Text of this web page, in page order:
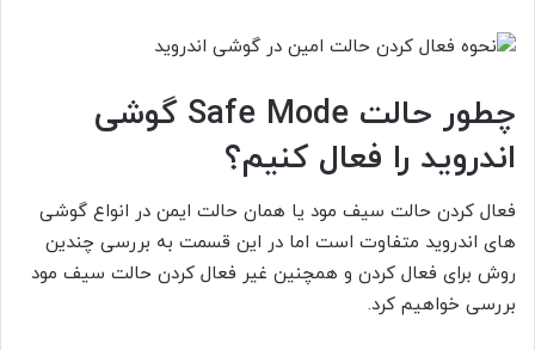
چطور حالت Safe Mode گوشی
اندروید را فعال کنیم؟
فعال کردن حالت سیف مود یا همان حالت ایمن در انواع گوشی
های اندروید متفاوت است اما در این قسمت به بررسی چندین
روش برای فعال کردن و همچنین غیر فعال کردن حالت سیف مود
بررسی خواهیم کرد.